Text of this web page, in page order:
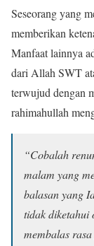
Seseorang yang
memberikan
Manfaat lainnya
dari Allah SWT
terwujud dengan
rahimahullah
“Cobalah
malam yang
balasan yang
tidak diketahui
membalas